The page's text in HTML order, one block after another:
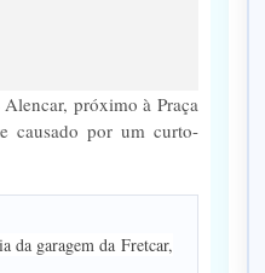
próximo à Praça
causado por um curto-
da garagem da Fretcar,